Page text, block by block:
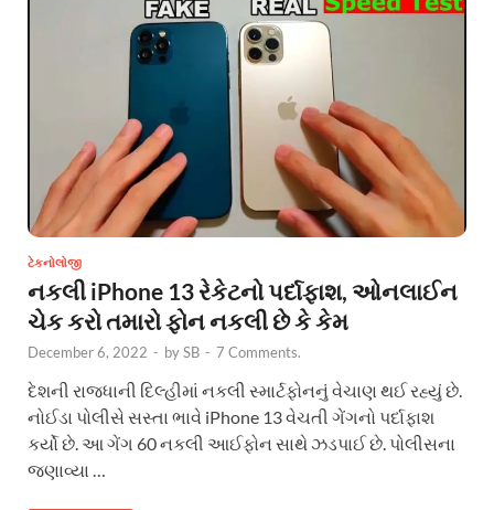
ટેકનોલોજી
નકલી iPhone 13 રેકેટનો પર્દાફાશ, ઓનલાઈન
ચેક કરો તમારો ફોન નકલી છે કે કેમ
December 6, 2022 - bySB - 7 Comments.
દેશની રાજધાની દિલ્હીમાં નકલી સ્માર્ટફોનનું વેચાણ થઈ રહ્યું છે.
નોઈડા પોલીસે સસ્તા ભાવે iPhone 13 વેચતી ગેંગનો પર્દાફાશ
કર્યો છે. આ ગેંગ 60 નકલી આઈફોન સાથે ઝડપાઈ છે. પોલીસના
જણાવ્યા …